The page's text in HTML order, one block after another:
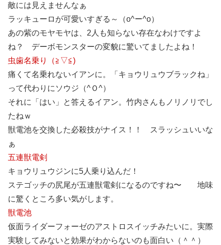
敵には見えませんなぁ
ラッキューロが可愛いすぎる～（o^ー^o）
あの紫のモヤモヤは、2人も知らない存在なわけですよ
ね？ デーボモンスターの変貌に驚いてましたよね！
虫歯名乗り（≧▽≦)
痛くて名乗れないイアンに。「キョウリュウブラックね」
って代わりにソウジ（^Ｏ^）
それに「はい」と答えるイアン。竹内さんもノリノリでし
たねｗ
獣電池を交換した必殺技がナイス！！ スラッシュいいな
ぁ
五連獣電剣
キョウリュウジンに5人乗り込んだ！
ステゴッチの尻尾が五連獣電剣になるのですね〜 地味
に驚くところ多い気がします。
獣電池
仮面ライダーフォーゼのアストロスイッチみたいに。実際
実験してみないと効果がわからないのも面白い（＾＾）